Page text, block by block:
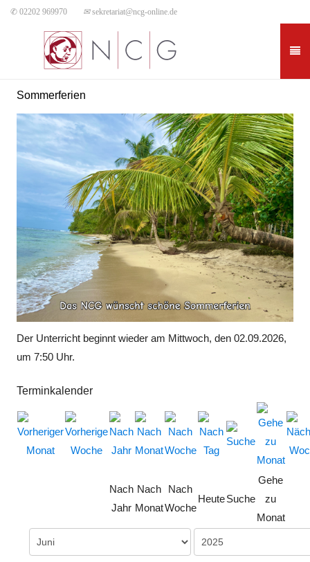
✆ 02202 969970 ✉sekretariat@ncg-online.de
Sommerferien
Der Unterricht beginnt wieder am Mittwoch, den 02.09.2026,
um 7:50 Uhr.
Terminkalender
Nach
Jahr
Nach
Monat
Nach
Woche
HeuteSuche
Gehe
zu
Monat